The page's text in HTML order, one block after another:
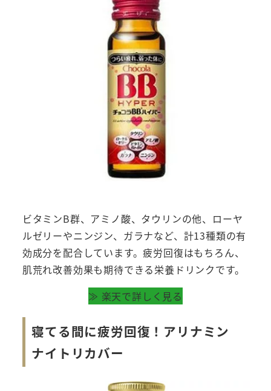
ビタミンB群、アミノ酸、タウリンの他、ローヤ
ルゼリーやニンジン、ガラナなど、計13種類の有
効成分を配合しています。疲労回復はもちろん、
肌荒れ改善効果も期待できる栄養ドリンクです。
≫ 楽天で詳しく見る
寝てる間に疲労回復！アリナミン
ナイトリカバー